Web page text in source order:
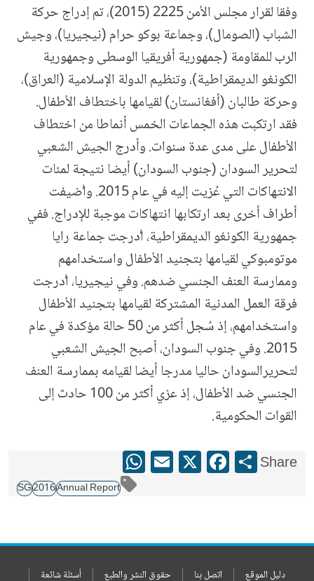
وفقا لقرار مجلس الأمن 2225 (2015)، تم إدراج حركة
الشباب (الصومال)، وجماعة بوكو حرام (نيجيريا)، وجيش
الرب للمقاومة (جمهورية أفريقيا الوسطى وجمهورية
الكونغو الديمقراطية)، وتنظيم الدولة الإسلامية (العراق)،
وحركة طالبان (أفغانستان) لقيامها باختطاف الأطفال.
فقد ارتكبت هذه الجماعات الخمس أنماطا من اختطاف
الأطفال على مدى عدة سنوات. وأدرج الجيش الشعبي
لتحرير السودان (جنوب السودان) أيضا نتيجة لمئات
الانتهاكات التي عُزيت إليه في عام 2015. وأُضيفت
أطراف أخرى بعد ارتكابها انتهاكات موجبة للإدراج. ففي
جمهورية الكونغو الديمقراطية، أُدرجت جماعة رايا
موتومبوكي لقيامها بتجنيد الأطفال واستخدامهم
وممارسة العنف الجنسي ضدهم. وفي نيجيريا، أُدرجت
فرقة العمل المدنية المشتركة لقيامها بتجنيد الأطفال
واستخدامهم، إذ سُجل أكثر من 50 حالة مؤكدة في عام
2015. وفي جنوب السودان، أصبح الجيش الشعبي
لتحريرالسودان حاليا مدرجا أيضا لقيامه بممارسة العنف
الجنسي ضد الأطفال، إذ عزي أكثر من 100 حادث إلى
القوات الحكومية.
Share
Share
Facebook
X
Email
WhatsApp
Annual Report
2016
SG
دليل الموقع اتصل بنا حقوق النشر والطبع أسئلة شائعة